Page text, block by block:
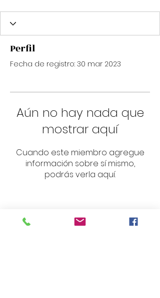
Perfil
Fecha de registro: 30 mar 2023
Aún no hay nada que
mostrar aquí
Cuando este miembro agregue
información sobre sí mismo,
podrás verla aquí.
Encuentra más